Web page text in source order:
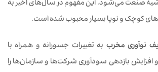
صنعت می‌شود. این مفهوم در سال‌های اخیر به
کوچک و نوپا بسیار محبوب شده است.
نوآوری مخرب به تغییرات جسورانه و همراه با
بازدهی سودآوری شرکت‌ها و سازمان‌ها را